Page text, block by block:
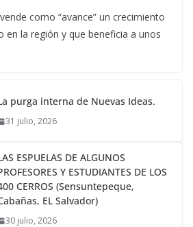
como “avance” un crecimiento
en la región y que beneficia a unos
purga interna de Nuevas Ideas.
31 julio, 2026
ESPUELAS DE ALGUNOS
Y ESTUDIANTES DE LOS
CERROS (Sensuntepeque,
EL Salvador)
30 julio, 2026